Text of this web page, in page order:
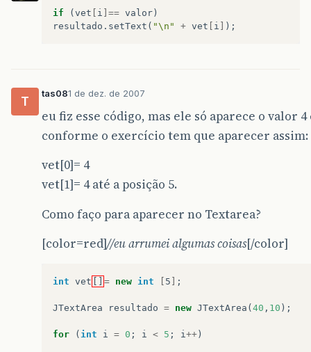
if ( vet i ]== valor )
resultado . setText ( "\n" + vet i );
T
tas081 de dez. de 2007
eu fiz esse código, mas ele só aparece o valor 4
conforme o exercício tem que aparecer assim:
vet[0]= 4
vet[1]= 4 até a posição 5.
Como faço para aparecer no Textarea?
[color=red]//eu arrumei algumas coisas[/color]
int vet [] = new int [ 5 ] ;
JTextArea resultado = new JTextArea (40 , 10 );
for ( int i = 0 ; i < 5 ; i ++)